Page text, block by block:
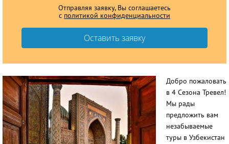
Отправляя заявку, Вы соглашаетесь
с политикой конфиденциальности
Добро пожаловать
в 4 Сезона Тревел!
Мы рады
предложить вам
незабываемые
туры в Узбекистан